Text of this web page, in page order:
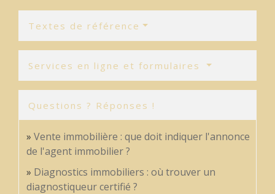
Textes de référence
Services en ligne et formulaires
Questions ? Réponses !
Vente immobilière : que doit indiquer l'annonce
de l'agent immobilier ?
Diagnostics immobiliers : où trouver un
diagnostiqueur certifié ?